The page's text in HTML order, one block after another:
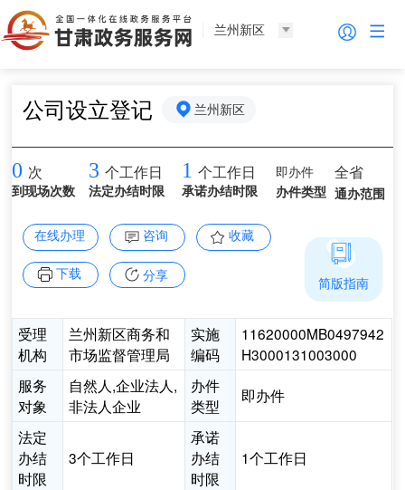
兰州新区
公司设立登记 兰州新区
0 次
到现场次数
3 个工作日
法定办结时限
1 个工作日
承诺办结时限
即办件
办件类型
全省
通办范围
在线办理 咨询 收藏
下载 分享
受理
机构
兰州新区商务和
市场监督管理局
实施
编码
11620000MB0497942
H3000131003000
服务
对象
自然人,企业法人,
非法人企业
办件
类型
即办件
法定
办结
时限
3个工作日
承诺
办结
时限
1个工作日
简版指南